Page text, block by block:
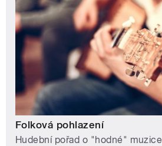
Folková pohlazení
Hudební pořad o "hodné"